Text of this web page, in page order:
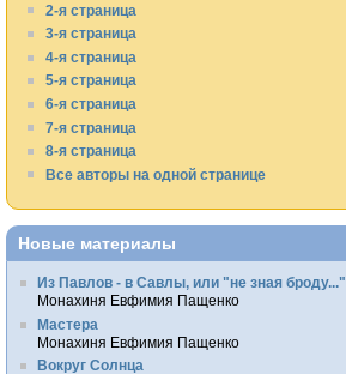
2-я страница
3-я страница
4-я страница
5-я страница
6-я страница
7-я страница
8-я страница
Все авторы на одной странице
Новые материалы
Из Павлов - в Савлы, или "не зная броду..."
Монахиня Евфимия Пащенко
Мастера
Монахиня Евфимия Пащенко
Вокруг Солнца